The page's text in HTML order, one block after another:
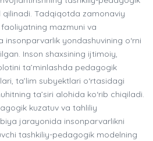
Tadqiqotda zamonaviy
mazmuni va
yondashuvining o‘rni
Inson shaxsining ijtimoiy,
ta’minlashda pedagogik
ta’lim subyektlari o‘rtasidagi
ta’siri alohida ko‘rib chiqiladi.
kuzatuv va tahliliy
jarayonida insonparvarlikni
tashkiliy-pedagogik modelning